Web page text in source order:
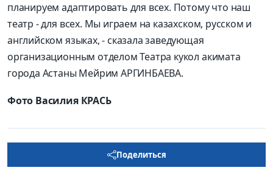
планируем адаптировать для всех. Потому что наш
театр - для всех. Мы играем на казахском, русском и
английском языках, - сказала заведующая
организационным отделом Театра кукол акимата
города Астаны Мейрим АРГИНБАЕВА.
Фото Василия КРАСЬ
Поделиться